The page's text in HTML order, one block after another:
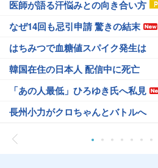
医師が語る汗悩みとの向き合い方
なぜ14回も忌引申請 驚きの結末
はちみつで血糖値スパイク発生は
韓国在住の日本人 配信中に死亡
「あの人最低」ひろゆき氏へ私見
長州小力がクロちゃんとバトルへ